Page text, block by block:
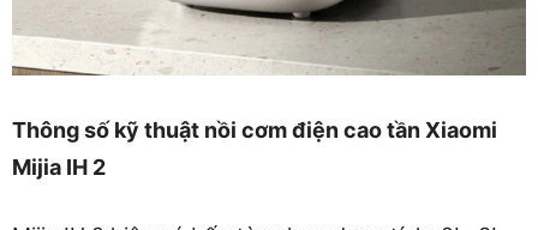
Thông số kỹ thuật nồi cơm điện cao tần Xiaomi
Mijia IH 2